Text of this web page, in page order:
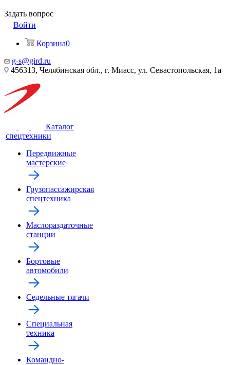
Задать вопрос
Войти
Корзина0
g-s@gird.ru
456313, Челябинская обл., г. Миасс, ул. Севастопольская, 1а
Каталог
спецтехники
Передвижные
мастерские
Грузопассажирская
спецтехника
Маслораздаточные
станции
Бортовые
автомобили
Седельные тягачи
Специальная
техника
Командно-